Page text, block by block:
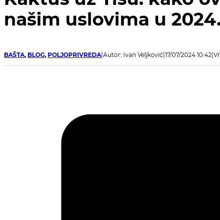
našim uslovima u
BAŠTA, BLOG, POLJOPRIVREDA Autor: Ivan Veljković 17/07/2024 10:42